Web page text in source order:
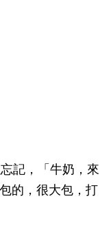
記，「牛奶，來
的，很大包，打